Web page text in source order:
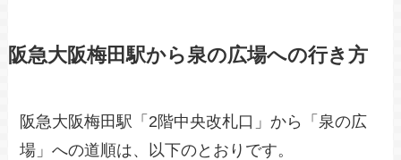
阪急大阪梅田駅から泉の広場への行き方
阪急大阪梅田駅「2階中央改札口」から「泉の広
場」への道順は、以下のとおりです。